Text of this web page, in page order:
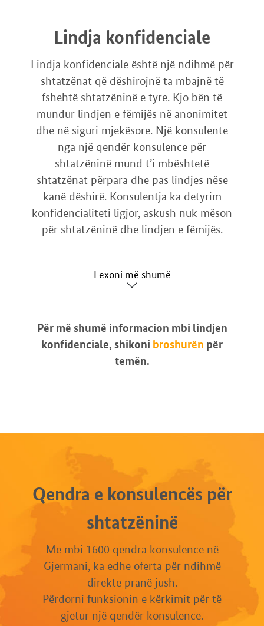
Lindja konfidenciale
Lindja konfidenciale është një ndihmë për
shtatzënat që dëshirojnë ta mbajnë të
fshehtë shtatzëninë e tyre. Kjo bën të
mundur lindjen e fëmijës në anonimitet
dhe në siguri mjekësore. Një konsulente
nga një qendër konsulence për
shtatzëninë mund t’i mbështetë
shtatzënat përpara dhe pas lindjes nëse
kanë dëshirë. Konsulentja ka detyrim
konfidencialiteti ligjor, askush nuk mëson
për shtatzëninë dhe lindjen e fëmijës.
Lexoni më shumë
Për më shumë informacion mbi lindjen
konfidenciale, shikoni broshurën për
temën.
Qendra e konsulencës për
shtatzëninë
Me mbi 1600 qendra konsulence në
Gjermani, ka edhe oferta për ndihmë
direkte pranë jush.
Përdorni funksionin e kërkimit për të
gjetur një qendër konsulence.